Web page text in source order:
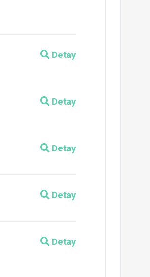
Detay
Detay
Detay
Detay
Detay